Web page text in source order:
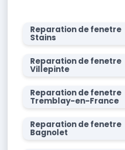
Reparation de fenetre
Stains
Reparation de fenetre
Villepinte
Reparation de fenetre
Tremblay-en-France
Reparation de fenetre
Bagnolet